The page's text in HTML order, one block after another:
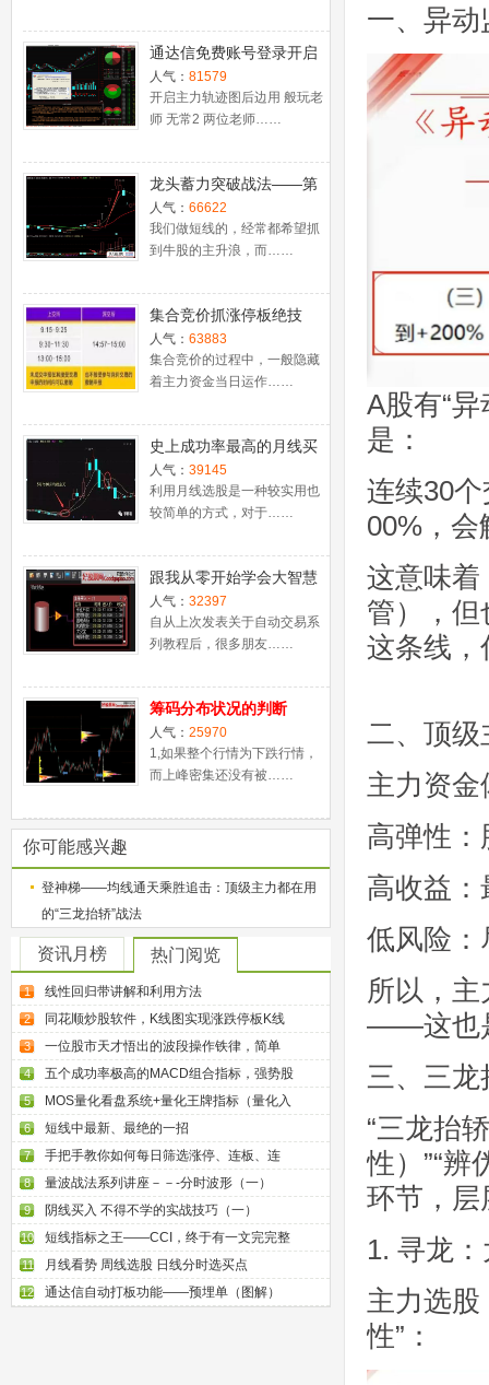
通达信免费账号登录开启
十档框和调用主力监控教
程
人气： 81579
开启主力轨迹图后边用 般玩老
师 无常2 两位老师……
龙头蓄力突破战法——第
一时间介入牛股主升浪捕
捉涨停板的技巧（图解）
人气： 66622
我们做短线的，经常都希望抓
到牛股的主升浪，而……
集合竞价抓涨停板绝技
（附公式源码）
人气： 63883
集合竞价的过程中，一般隐藏
着主力资金当日运作……
史上成功率最高的月线买
入法，精准高效筛选暴涨
牛股，堪称选股法宝！
人气： 39145
利用月线选股是一种较实用也
较简单的方式，对于……
跟我从零开始学会大智慧
股票池自动交易
人气： 32397
自从上次发表关于自动交易系
列教程后，很多朋友……
筹码分布状况的判断
人气： 25970
1,如果整个行情为下跌行情，
而上峰密集还没有被……
你可能感兴趣
登神梯——均线通天乘胜追击：顶级主力都在用
的“三龙抬轿”战法
资讯月榜 热门阅览
1 线性回归带讲解和利用方法
2 同花顺炒股软件，K线图实现涨跌停板K线
3 一位股市天才悟出的波段操作铁律，简单
4 五个成功率极高的MACD组合指标，强势股
5 MOS量化看盘系统+量化王牌指标（量化入
6 短线中最新、最绝的一招
7 手把手教你如何每日筛选涨停、连板、连
8 量波战法系列讲座－－-分时波形（一）
9 阴线买入 不得不学的实战技巧（一）
10 短线指标之王——CCI，终于有一文完完整
11 月线看势 周线选股 日线分时选买点
12 通达信自动打板功能——预埋单（图解）
一、异动
A股有“
是：
连续30
00%，会
这意味着
管），但
这条线，
二、顶级
主力资
高弹性
高收益
低风险：
所以，主
——这也
三、三
“三龙抬
性）”“辨
环节，层
1. 寻龙
主力选股
性”：